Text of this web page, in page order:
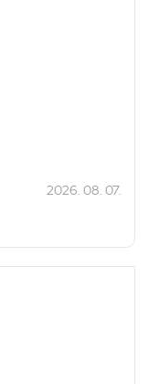
2026. 08. 07.